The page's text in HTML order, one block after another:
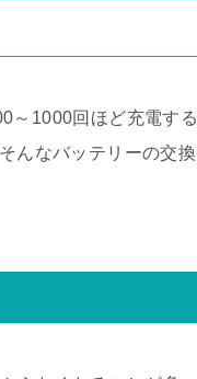
～1000回ほど充電す
んなバッテリーの交換